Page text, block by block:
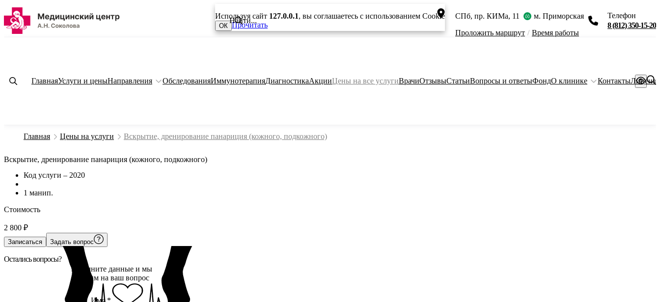
Используя сайт 127.0.0.1, вы соглашаетесь с использованием Cookie
ОК Прочитать
СПб, пр. КИМа, 11
м. Приморская
Проложить маршрут / Время работы
Телефон
8 (812) 350-15-20
ГлавнаяУслуги и ценыНаправления ОбследованияИммунотерапияДиагностикаАкцииЦены на все услугиВрачиОтзывыСтатьиВопросы и ответыФондО клинике Контакты
Главная Цены на услуги Вскрытие, дренирование панариция (кожного, подкожного)
Вскрытие, дренирование панариция (кожного, подкожного)
Код услуги – 2020
1 манип.
Стоимость
2 800 ₽
Записаться Задать вопрос
Остались вопросы?
Заполните данные и мы
ответим на ваш вопрос